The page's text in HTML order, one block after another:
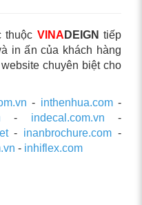
VINA DEIGN tiếp
in ấn của khách hàng
chuyên biệt cho
- inthenhua.com-
- indecal.com.vn -
- inanbrochure.com -
- inhiflex.com